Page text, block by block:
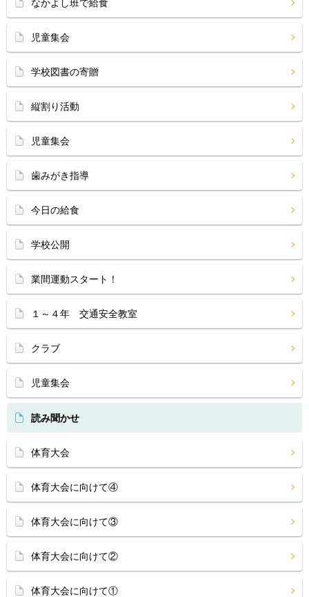
なかよし班で給食
児童集会
学校図書の寄贈
縦割り活動
児童集会
歯みがき指導
今日の給食
学校公開
業間運動スタート！
１～４年 交通安全教室
クラブ
児童集会
読み聞かせ
体育大会
体育大会に向けて④
体育大会に向けて③
体育大会に向けて②
体育大会に向けて①